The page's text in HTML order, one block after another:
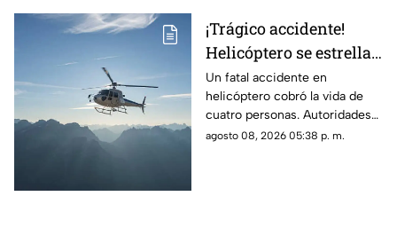
¡Trágico accidente!
Helicóptero se estrella
en zona boscosa y
mueren cuatro
personas
Un fatal accidente en
helicóptero cobró la vida de
cuatro personas. Autoridades
confirmaron que la aeronave
agosto 08, 2026 05:38 p. m.